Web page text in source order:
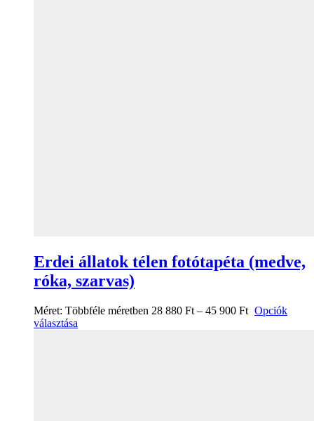
Erdei állatok télen fotótapéta (medve,
róka, szarvas)
Méret: Többféle méretben 28 880 Ft – 45 900 Ft Opciók
választása